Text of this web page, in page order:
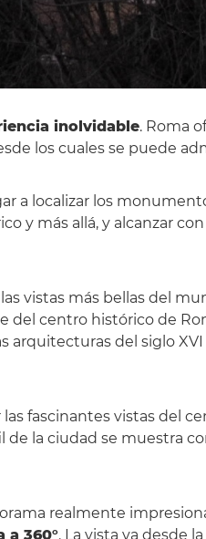
inolvidable. Roma
los cuales se puede
a localizar los
y más allá, y alcanzar
vistas más bellas del
centro histórico de
arquitecturas del siglo
fascinantes vistas del
de la ciudad se muestra
realmente
a 360°. La vista va desde